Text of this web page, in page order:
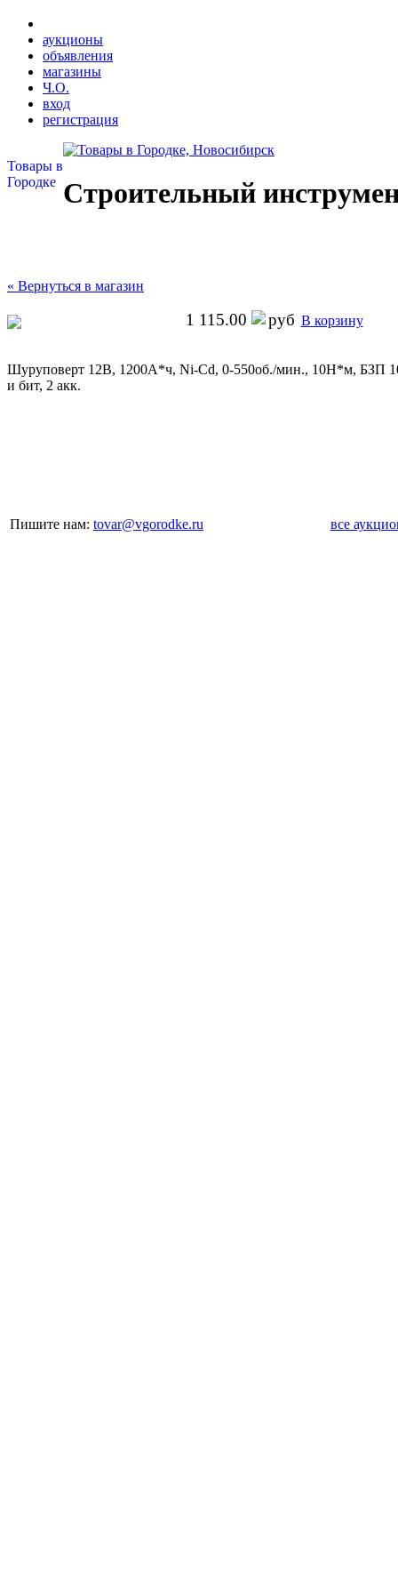
аукционы
объявления
магазины
Ч.О.
вход
регистрация
Товары в
Городке Строительный
« Вернуться в магазин
1 115.00 В корзину
Шуруповерт 12В, 1200А*ч, Ni-Cd, 0-550об./мин., 10Н*м, БЗП
и бит, 2 акк.
Пишите нам: tovar@vgorodke.ru все